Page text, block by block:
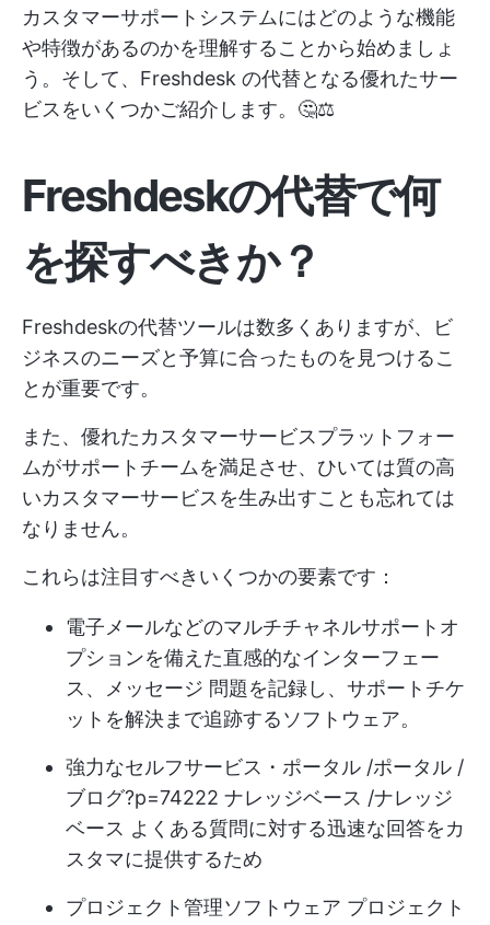
カスタマーサポートシステムにはどのような機能
や特徴があるのかを理解することから始めましょ
う。そして、Freshdesk の代替となる優れたサー
ビスをいくつかご紹介します。🤔⚖️
Freshdeskの代替で何
を探すべきか？
Freshdeskの代替ツールは数多くありますが、ビ
ジネスのニーズと予算に合ったものを見つけるこ
とが重要です。
また、優れたカスタマーサービスプラットフォー
ムがサポートチームを満足させ、ひいては質の高
いカスタマーサービスを生み出すことも忘れては
なりません。
これらは注目すべきいくつかの要素です：
電子メールなどのマルチチャネルサポートオ
プションを備えた直感的なインターフェー
ス、
メッセージ 問題を記録し、サポートチケ
ットを解決まで追跡するソフトウェア。
強力なセルフサービス・ポータル /ポータル /
ブログ?p=74222 ナレッジベース /ナレッジ
ベース よくある質問に対する迅速な回答をカ
スタマに提供するため
プロジェクト管理ソフトウェア プロジェクト